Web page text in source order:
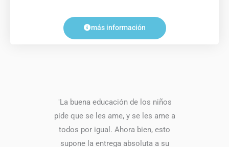
más información
"La buena educación de los niños
pide que se les ame, y se les ame a
todos por igual. Ahora bien, esto
supone la entrega absoluta a su